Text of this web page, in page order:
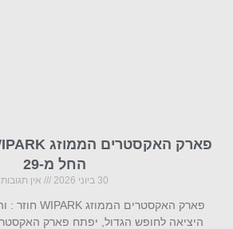
החל מ-29
30 ביוני 2026 אין תגובות